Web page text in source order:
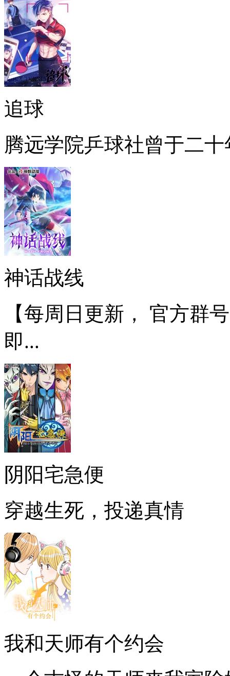
追球
腾远学院乒球社曾于二
神话战线
【每周日更新， 官方群
即...
阴阳宅急便
穿越生死，投递真情
我和天师有个约会